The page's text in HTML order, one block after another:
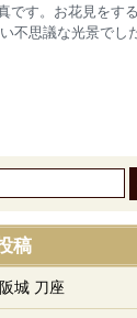
です。お花見をす
不思議な光景でし
稿
城 刀座